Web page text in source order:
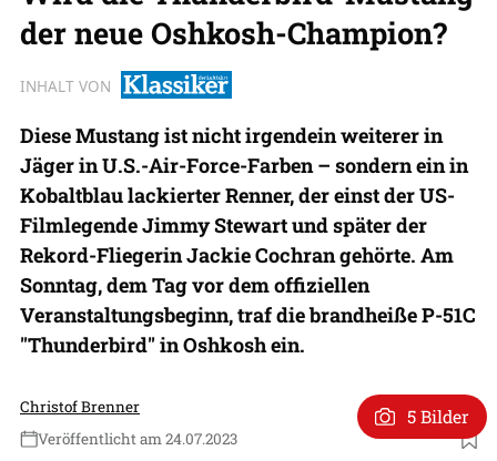
der neue Oshkosh-Champion?
INHALT VON
Diese Mustang ist nicht irgendein weiterer in
Jäger in U.S.-Air-Force-Farben – sondern ein in
Kobaltblau lackierter Renner, der einst der US-
Filmlegende Jimmy Stewart und später der
Rekord-Fliegerin Jackie Cochran gehörte. Am
Sonntag, dem Tag vor dem offiziellen
Veranstaltungsbeginn, traf die brandheiße P-51C
"Thunderbird" in Oshkosh ein.
Christof Brenner
Veröffentlicht am 24.07.2023
Foto: Philipp Prinzing
5 Bilder